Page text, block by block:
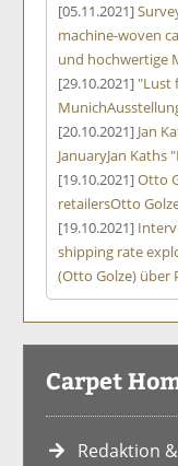
[05.11.2021]
machine-woven
und hochwertige
[29.10.2021] "Lust
Munich
[20.10.2021] Jan
JanuaryJan Kaths
[19.10.2021]Otto
retailersOtto
[19.10.2021]
shipping rate
(Otto Golze) über
Carpet
Redaktion